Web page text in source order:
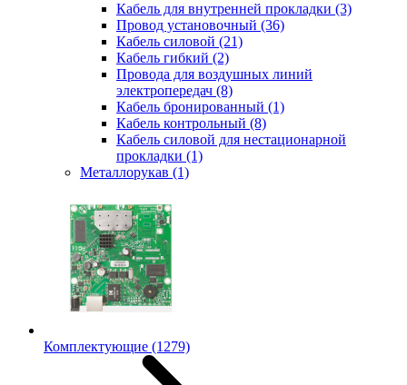
Кабель для внутренней прокладки (3)
Провод установочный (36)
Кабель силовой (21)
Кабель гибкий (2)
Провода для воздушных линий
электропередач (8)
Кабель бронированный (1)
Кабель контрольный (8)
Кабель силовой для нестационарной
прокладки (1)
Металлорукав (1)
Комплектующие (1279)